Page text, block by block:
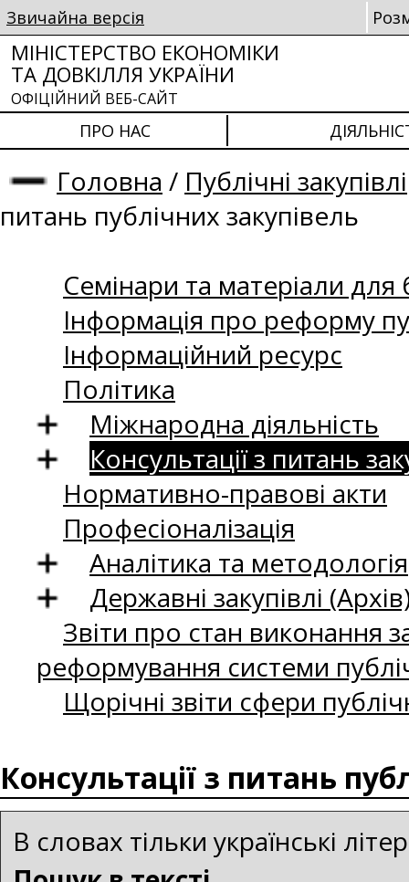
Звичайна версія
МІНІСТЕРСТВО ЕКОНОМІКИ
ТА ДОВКІЛЛЯ УКРАЇНИ
ОФІЦІЙНИЙ ВЕБ-САЙТ
ПРО НАС
Головна / Публічні закупівлі
питань публічних закупівель
Семінари та матеріали для
Інформація про реформу
Інформаційний ресурс
Політика
Міжнародна діяльність
Консультації з питань
Нормативно-правові акти
Професіоналізація
Аналітика та методологія
Державні закупівлі
Звіти про стан виконання
реформування системи
Щорічні звіти сфери
Консультації з питань
В словах тільки українські